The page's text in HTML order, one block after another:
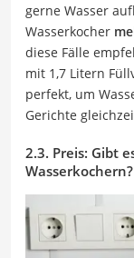
gerne Wasser
Wasserkocher
diese Fälle
mit 1,7 Litern
perfekt, um
Gerichte
2.3. Preis: Gibt
Wasserkochern?